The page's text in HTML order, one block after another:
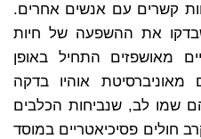
קשרים עם אנשים אחרים.
את ההשפעה של חיות
מאושפזים התחיל באופן
אוהיו בדקה
שמו לב, שנביחות הכלבים
חולים פסיכיאטריים במוסד